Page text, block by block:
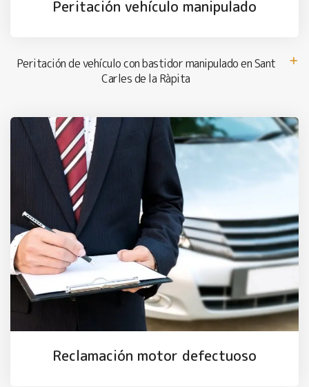
Peritación vehículo manipulado
Peritación de vehículo con bastidor manipulado en Sant
Carles de la Ràpita
Reclamación motor defectuoso